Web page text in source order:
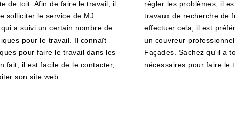
de toit. Afin de faire le travail, il
solliciter le service de MJ
a suivi un certain nombre de
pour le travail. Il connaît
pour faire le travail dans les
fait, il est facile de le contacter,
son site web.
régler les problèmes, il
travaux de recherche de
effectuer cela, il est
un couvreur
Façades. Sachez qu'il a
nécessaires pour faire le